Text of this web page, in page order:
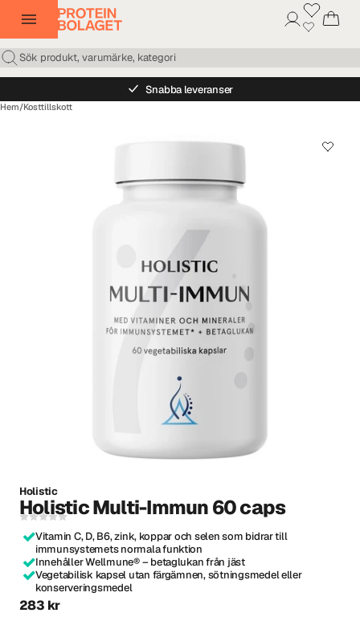
Snabba leveranser
Hem/Kosttillskott
Holistic
Holistic Multi-Immun 60 caps
Vitamin C, D, B6, zink, koppar och selen som bidrar till
immunsystemets normala funktion
Innehåller Wellmune® – betaglukan från jäst
Vegetabilisk kapsel utan färgämnen, sötningsmedel eller
konserveringsmedel
283 kr